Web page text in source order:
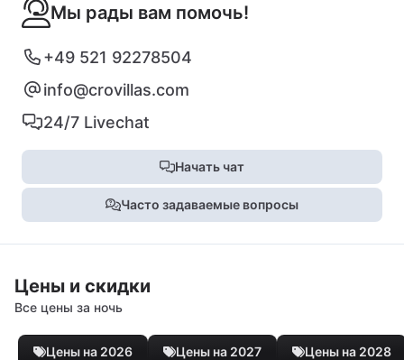
Мы рады вам помочь!
+49 521 92278504
info@crovillas.com
24/7 Livechat
Начать чат
Часто задаваемые вопросы
Цены и скидки
Все цены за ночь
Цены на 2026 Цены на 2027 Цены на 2028